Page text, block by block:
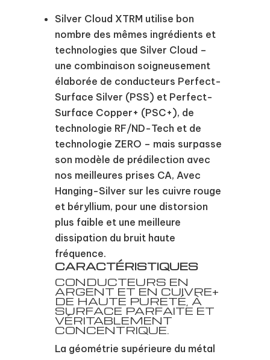
Silver Cloud XTRM utilise bon
nombre des mêmes ingrédients et
technologies que Silver Cloud –
une combinaison soigneusement
élaborée de conducteurs Perfect-
Surface Silver (PSS) et Perfect-
Surface Copper+ (PSC+), de
technologie RF/ND-Tech et de
technologie ZERO – mais surpasse
son modèle de prédilection avec
nos meilleures prises CA, Avec
Hanging-Silver sur les cuivre rouge
et béryllium, pour une distorsion
plus faible et une meilleure
dissipation du bruit haute
fréquence.
CARACTÉRISTIQUES
CONDUCTEURS EN
ARGENT ET EN CUIVRE+
DE HAUTE PURETÉ, À
SURFACE PARFAITE ET
VÉRITABLEMENT
CONCENTRIQUE.
La géométrie supérieure du métal